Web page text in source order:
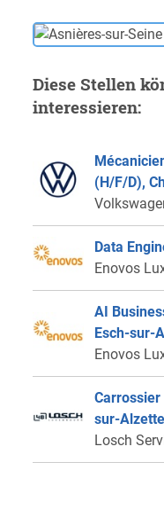
Diese Stellen
interessieren:
(H/F/D),
Data
Enovos
AI
Esch-sur-
Enovos
sur-Alzette
Losch